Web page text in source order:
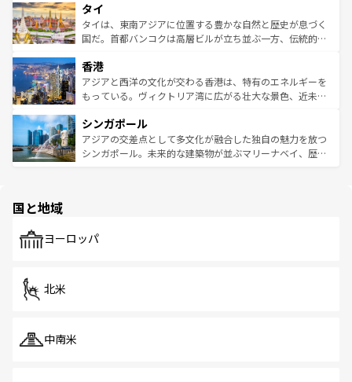
リティに包まれながら、韓国の多彩な魅力を心ゆくまで味
わってみてほしい。 なお、新着の韓国情報はコンテンツ一
覧を参照してほしい。
急速な発展と共に伝統が息づく。ハノイの古い町並みやホ
ーチミン市のフランス統治時代の建物も、独特の雰囲気を
醸し出している。また、バラエティの豊かさとおいしさで
とつ。フォーやバインミー、ベトナムコーヒーなどは、ぜ
ひ現地で味わいたい。どの地域を訪れてもあたたかい人々
が旅行者を迎えてくれるので、きっと忘れられない旅にな
参照してほしい。
タイ
タイは、東南アジアに位置する豊かな自然と歴史が息づく
国だ。首都バンコクは高層ビルが立ち並ぶ一方、伝統的な
の活気が交差している。北部ではチェンマイなどの山岳地
帯で自然と触れ合い、南部ではプーケットやクラビの美し
いビーチでリゾート気分を楽しむことができる。タイ料理
激する。気候は一年中温暖で、どの季節にも異なる楽しみ
が待っている。親しみやすいタイの人々、仏教を中心とし
た文化、そして多様な観光資源が、訪れる旅人を魅了し続
香港
アジアと西洋の文化が交わる香港は、特有のエネルギーを
もっている。ヴィクトリア湾に広がる壮大な景色、近未来
み、どこを訪れても感動するはず。観光スポットが密集し
ており、効率よく見どころを回れるのも魅力。息をのむよ
うな絶景から文化的な体験まで、香港を存分に楽しみ尽く
シンガポール
アジアの交差点として多文化が融合した独自の魅力を放つ
シンガポール。未来的な建築物が並ぶマリーナベイ、歴史
で、ホーカーズは地元の風情を楽しめる外せないスポット
国と地域
ヨーロッパ
北米
中南米